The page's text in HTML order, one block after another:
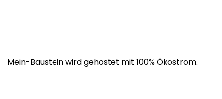
Mein-Baustein wird gehostet mit 100% Ökostrom.